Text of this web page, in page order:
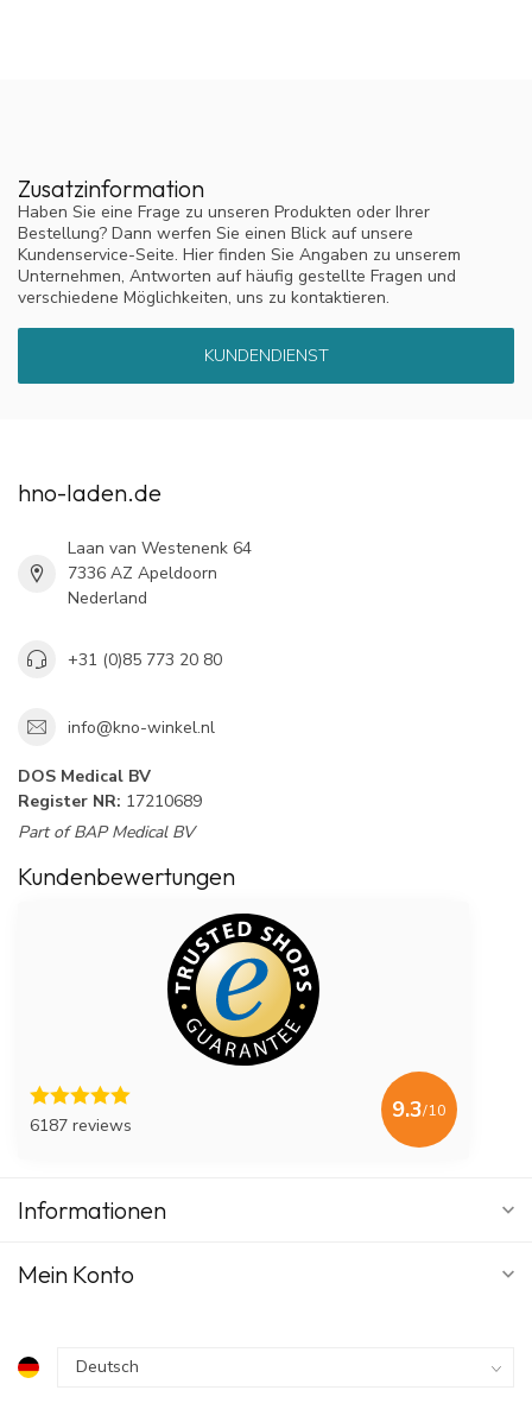
Zusatzinformation
Haben Sie eine Frage zu unseren Produkten oder Ihrer
Bestellung? Dann werfen Sie einen Blick auf unsere
Kundenservice-Seite. Hier finden Sie Angaben zu unserem
Unternehmen, Antworten auf häufig gestellte Fragen und
verschiedene Möglichkeiten, uns zu kontaktieren.
KUNDENDIENST
hno-laden.de
Laan van Westenenk 64
7336 AZ Apeldoorn
Nederland
+31 (0)85 773 20 80
info@kno-winkel.nl
DOS Medical BV
Register NR: 17210689
Part of BAP Medical BV
Kundenbewertungen
6187 reviews
9.3/10
Informationen
Mein Konto